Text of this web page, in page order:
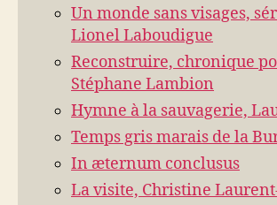
Un monde sans visages,
Lionel Laboudigue
Reconstruire, chronique
Stéphane Lambion
Hymne à la sauvagerie,
Temps gris marais de la
In æternum conclusus
La visite, Christine